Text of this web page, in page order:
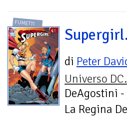
FUMETTI
di Peter
Universo
DeAgostini -
La Regina